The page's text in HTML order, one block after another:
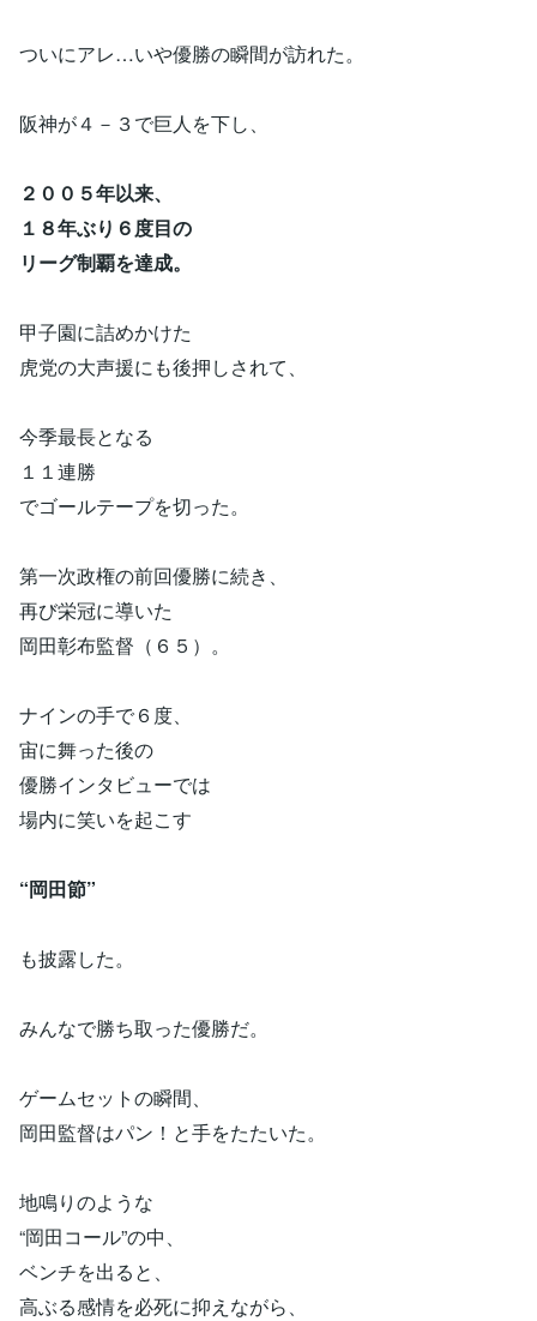
ついにアレ…いや優勝の瞬間が訪れた。
阪神が４－３で巨人を下し、
２００５年以来、
１８年ぶり６度目の
リーグ制覇を達成。
甲子園に詰めかけた
虎党の大声援にも後押しされて、
今季最長となる
１１連勝
でゴールテープを切った。
第一次政権の前回優勝に続き、
再び栄冠に導いた
岡田彰布監督（６５）。
ナインの手で６度、
宙に舞った後の
優勝インタビューでは
場内に笑いを起こす
“岡田節”
も披露した。
みんなで勝ち取った優勝だ。
ゲームセットの瞬間、
岡田監督はパン！と手をたたいた。
地鳴りのような
“岡田コール”の中、
ベンチを出ると、
高ぶる感情を必死に抑えながら、